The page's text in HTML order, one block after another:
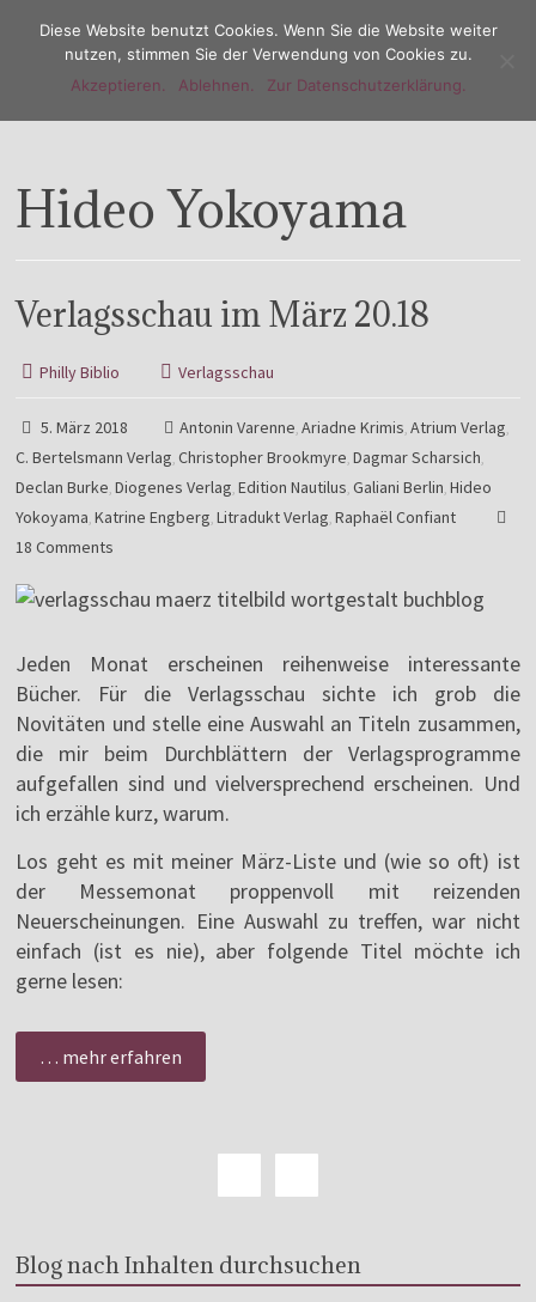
Menu
Hideo Yokoyama
Verlagsschau im März 20.18
Philly Biblio Verlagsschau
5. März 2018 Antonin Varenne,Ariadne Krimis,Atrium Verlag,
C. Bertelsmann Verlag,Christopher Brookmyre,Dagmar Scharsich,
Declan Burke,Diogenes Verlag,Edition Nautilus,Galiani Berlin,Hideo
Yokoyama,Katrine Engberg,Litradukt Verlag,Raphaël Confiant
18 Comments
Jeden Monat erscheinen reihenweise interessante
Bücher. Für die Verlagsschau sichte ich grob die
Novitäten und stelle eine Auswahl an Titeln zusammen,
die mir beim Durchblättern der Verlagsprogramme
aufgefallen sind und vielversprechend erscheinen. Und
ich erzähle kurz, warum.
Los geht es mit meiner März-Liste und (wie so oft) ist
der Messemonat proppenvoll mit reizenden
Neuerscheinungen. Eine Auswahl zu treffen, war nicht
einfach (ist es nie), aber folgende Titel möchte ich
gerne lesen:
… mehr erfahren
Blog nach Inhalten durchsuchen
Diese Website benutzt Cookies. Wenn Sie die Website weiter
nutzen, stimmen Sie der Verwendung von Cookies zu.
Akzeptieren.
Ablehnen. Zur Datenschutzerklärung.